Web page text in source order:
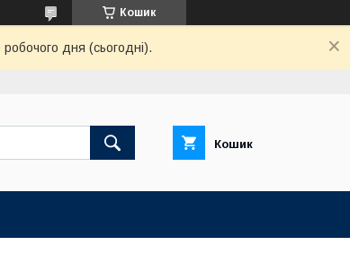
Кошик
дня (сьогодні).
Кошик